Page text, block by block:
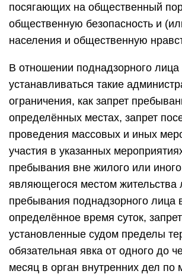
посягающих на общественный
общественную безопасность и
населения и общественную
В отношении поднадзорного лица
устанавливаться такие
ограничения, как запрет
определённых местах, запрет
проведения массовых и иных
участия в указанных
пребывания вне жилого или
являющегося местом жительства
пребывания поднадзорного лица
определённое время суток,
установленные судом пределы
обязательная явка от одного до
месяц в орган внутренних дел по